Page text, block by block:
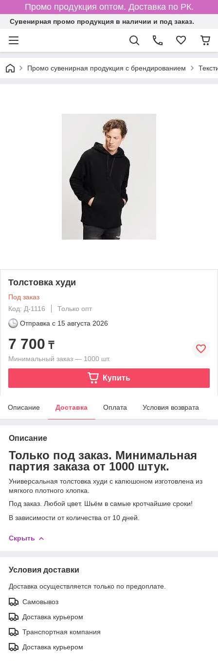
Промо продукция оптом. Доставка по РК.
Cувенирная промо продукция в наличии и под заказ.
Промо сувенирная продукция с брендированием
Толстовка худи
Под заказ
Код: Д-1116
Только опт
Отправка с 15 августа 2026
7 700 ₸
Минимальный заказ — 1000 шт.
Купить
Описание Доставка Оплата Условия возврата
Описание
Только под заказ. Минимальная
партия заказа от 1000 штук.
Универсальная толстовка худи с капюшоном изготовлена из
мягкого плотного хлопка.
Под заказ. Любой цвет. Шьём в самые кротчайшие сроки!
В зависимости от количества от 10 дней.
Скрыть
Условия доставки
Доставка осуществляется только по предоплате.
Самовывоз
Доставка курьером
Транспортная компания
Доставка курьером